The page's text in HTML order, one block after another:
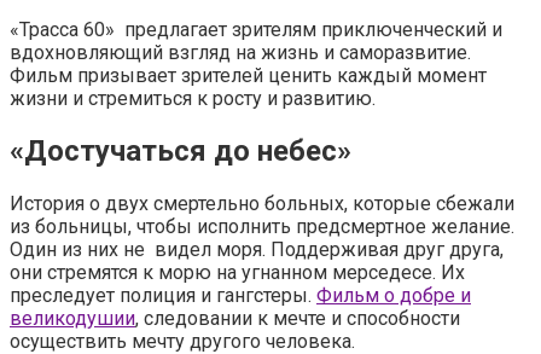
«Трасса 60» предлагает зрителям приключенческий и
вдохновляющий взгляд на жизнь и саморазвитие.
Фильм призывает зрителей ценить каждый момент
жизни и стремиться к росту и развитию.
«Достучаться до небес»
История о двух смертельно больных, которые сбежали
из больницы, чтобы исполнить предсмертное желание.
Один из них не видел моря. Поддерживая друг друга,
они стремятся к морю на угнанном мерседесе. Их
преследует полиция и гангстеры. Фильм о добре и
великодушии, следовании к мечте и способности
осуществить мечту другого человека.